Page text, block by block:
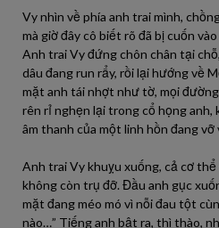
Vy nhìn về phía anh trai mình,
mà giờ đây cô biết rõ đã bị cuốn
Anh trai Vy đứng chôn chân tại
dâu đang run rẩy, rồi lại hướng về
mặt anh tái nhợt như tờ, mọi
rên rỉ nghẹn lại trong cổ họng anh,
âm thanh của một linh hồn đang vỡ
Anh trai Vy khuỵu xuống, cả cơ
không còn trụ đỡ. Đầu anh gục
mặt đang méo mó vì nỗi đau tột
nào…” Tiếng anh bật ra, thì thào,